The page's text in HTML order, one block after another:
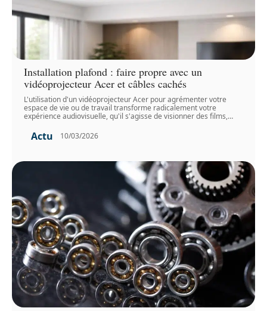
Installation plafond : faire propre avec un
vidéoprojecteur Acer et câbles cachés
L'utilisation d'un vidéoprojecteur Acer pour agrémenter votre
espace de vie ou de travail transforme radicalement votre
expérience audiovisuelle, qu'il s'agisse de visionner des films,…
Actu 10/03/2026